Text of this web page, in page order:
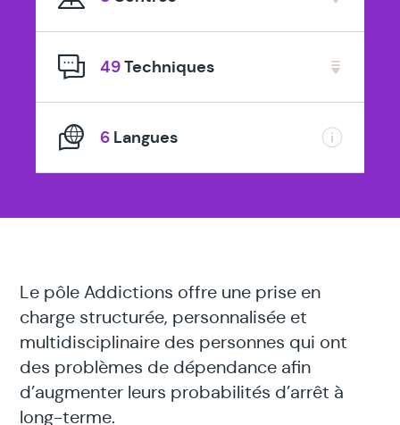
en
49Techniques
6 Langues
Le pôle Addictions offre une prise en
charge structurée, personnalisée et
multidisciplinaire des personnes qui ont
des problèmes de dépendance afin
d’augmenter leurs probabilités d’arrêt à
long-terme.